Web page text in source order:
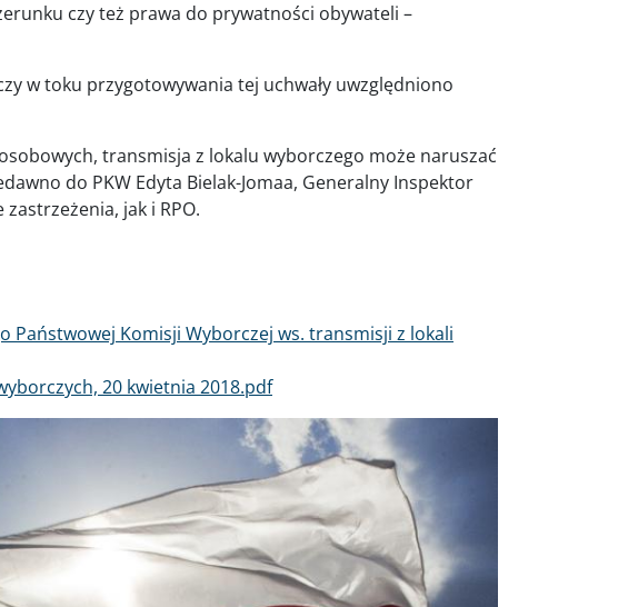
czy też prawa do prywatności obywateli –
w toku przygotowywania tej uchwały uwzględniono
transmisja z lokalu wyborczego może naruszać
do PKW Edyta Bielak-Jomaa, Generalny Inspektor
jak i RPO.
Państwowej Komisji Wyborczej ws. transmisji z lokali
20 kwietnia 2018.pdf